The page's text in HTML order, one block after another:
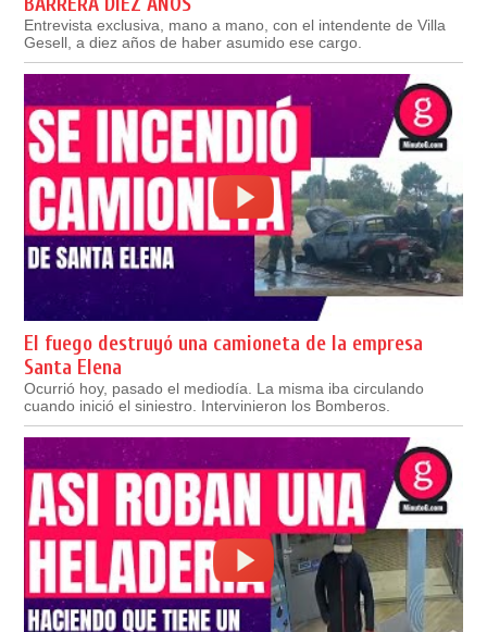
Entrevista exclusiva, mano a mano, con el intendente de Villa
Gesell, a diez años de haber asumido ese cargo.
El fuego destruyó una camioneta de la empresa
Santa Elena
Ocurrió hoy, pasado el mediodía. La misma iba circulando
cuando inició el siniestro. Intervinieron los Bomberos.